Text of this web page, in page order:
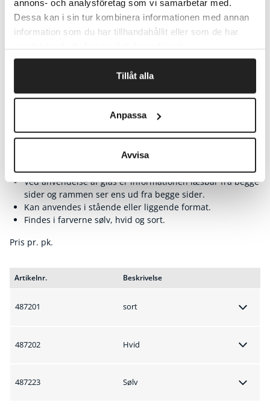
annons- och analysföretag som vi samarbetar med.
Dessa kan i sin tur kombinera informationen med annan
information som du har tillhandahållit eller som de har
Tillåt alla
Anpassa
Avvisa
Selvklæbende skilterammar til A4-format med
Nemt at skifte indhold takket være den åbningsbare
Let at sætte op - uden værktøj, søm, tape eller huller i
væggen - fastgøres på solide og glatte overflader og er
Fastgøres nemt til faste og glatte overflader og kan fjernes
fra glas.
Ved anvendelse af glas er informationen læsbar fra begge
sider og rammen ser ens ud fra begge sider.
Kan anvendes i stående eller liggende format.
Findes i farverne sølv, hvid og sort.
Pris pr. pk.
Artikelnr. Beskrivelse
487201 sort
487202 Hvid
487223 Sølv